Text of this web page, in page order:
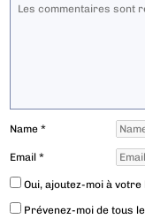
Name*
Email*
Oui, ajoutez-moi à
Prévenez-moi de tous